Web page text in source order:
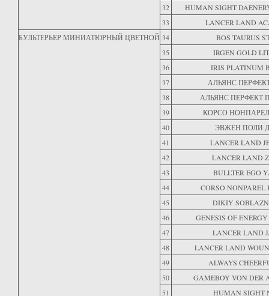
32
HUMAN SIGHT
33
LANCER LAND
БУЛЬТЕРЬЕР МИНИАТЮРНЫЙ ЦВЕТНОЙ 34
BOS TAURUS
35
IRGEN GOLD
36
IRIS PLATINUM
37
АЛЬЯНС
38
АЛЬЯНС ПЕРФЕКТ
39
КОРСО
40
ЭВЖЕН ПОЛИ
41
LANCER LAND
42
LANCER LAND
43
BULLTER EGO
44
CORSO
45
DIKIY
46
GENESIS OF
47
LANCER LAND
48
LANCER LAND
49
ALWAYS
50
GAMEBOY VON DER
51
HUMAN SIGHT